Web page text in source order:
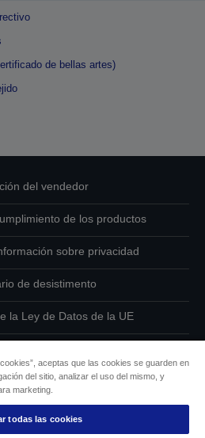
de bellas artes)
del vendedor
de los productos
sobre privacidad
de desistimento
la Ley de Datos de la UE
sobre cookies
accesibilidad de Epson
aceptas que las cookies se guarden en
del sitio, analizar el uso del mismo, y
marketing.
todas las cookies